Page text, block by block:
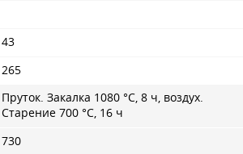
43
265
Пруток. Закалка 1080 °C, 8 ч, воздух.
Старение 700 °C, 16 ч
730